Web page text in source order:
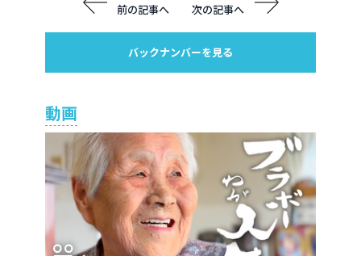
前の記事へ 次の記事へ
バックナンバーを見る
動画